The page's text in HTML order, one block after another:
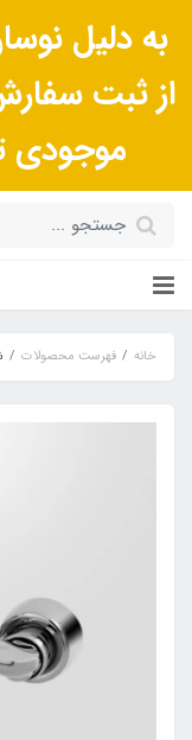
به دلیل
از ثبت
موجودی
خانه فهرست محصولات